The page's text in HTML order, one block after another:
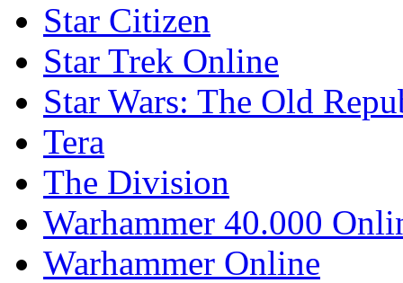
Star Citizen
Star Trek Online
Star Wars: The Old
Tera
The Division
Warhammer 40.000
Warhammer Online